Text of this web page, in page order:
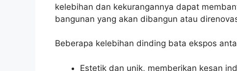
kelebihan dan kekurangannya dapat
bangunan yang akan dibangun atau
Beberapa kelebihan dinding bata ekspos
Estetik dan unik, memberikan kesan